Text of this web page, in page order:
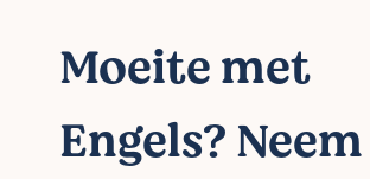
Moeite met
Engels? Neem